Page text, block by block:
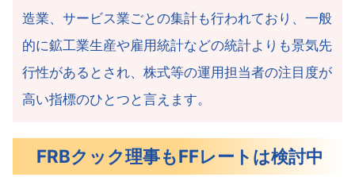
造業、サービス業ごとの集計も行われており、一般
的に鉱工業生産や雇用統計などの統計よりも景気先
行性があるとされ、株式等の運用担当者の注目度が
高い指標のひとつと言えます。
FRBクック理事もFFレートは検討中